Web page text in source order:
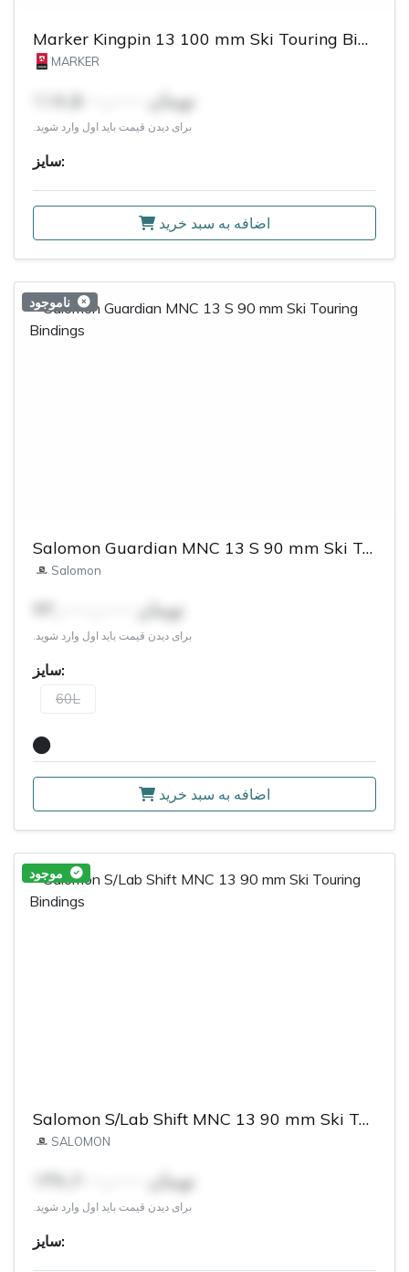
Marker Kingpin 13 100 mm Ski Touring Bindings
MARKER
۱۱۸,۵۰۰,۰۰۰ تومان
برای دیدن قیمت باید اول وارد شوید.
سایز:
اضافه به سبد خرید
ناموجود
Salomon Guardian MNC 13 S 90 mm Ski Touring Bindings
Salomon
۷۲,۰۰۰,۰۰۰ تومان
برای دیدن قیمت باید اول وارد شوید.
سایز:
60L
اضافه به سبد خرید
موجود
Salomon S/Lab Shift MNC 13 90 mm Ski Touring Bindings
SALOMON
۱۳۸,۶۰۰,۰۰۰ تومان
برای دیدن قیمت باید اول وارد شوید.
سایز: